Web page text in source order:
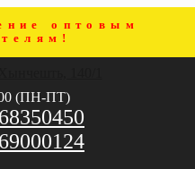
оптовым
(ПН-ПТ)